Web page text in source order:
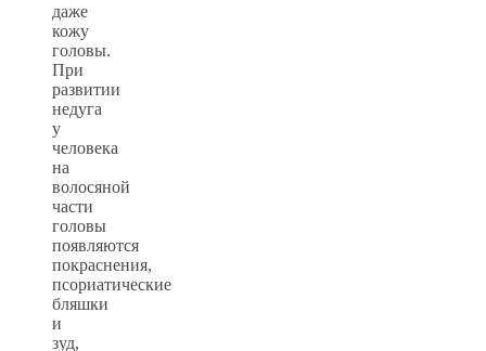
даже
кожу
головы.
При
развитии
недуга
у
человека
на
волосяной
части
головы
появляются
покраснения,
псориатические
бляшки
и
зуд,